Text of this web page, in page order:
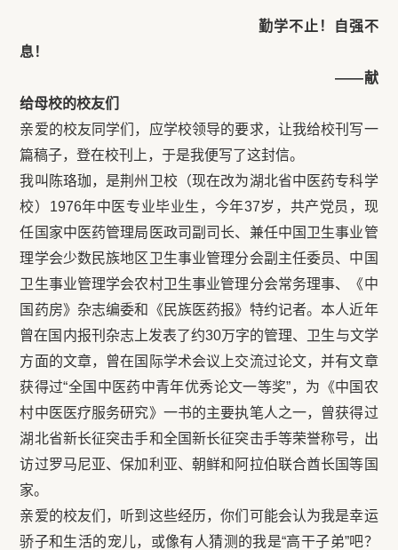
勤学不止！自强不
息！
——献
给母校的校友们
亲爱的校友同学们，应学校领导的要求，让我给校刊写一
篇稿子，登在校刊上，于是我便写了这封信。
我叫陈珞珈，是荆州卫校（现在改为湖北省中医药专科学
校）1976年中医专业毕业生，今年37岁，共产党员，现
任国家中医药管理局医政司副司长、兼任中国卫生事业管
理学会少数民族地区卫生事业管理分会副主任委员、中国
卫生事业管理学会农村卫生事业管理分会常务理事、《中
国药房》杂志编委和《民族医药报》特约记者。本人近年
曾在国内报刊杂志上发表了约30万字的管理、卫生与文学
方面的文章，曾在国际学术会议上交流过论文，并有文章
获得过“全国中医药中青年优秀论文一等奖”，为《中国农
村中医医疗服务研究》一书的主要执笔人之一，曾获得过
湖北省新长征突击手和全国新长征突击手等荣誉称号，出
访过罗马尼亚、保加利亚、朝鲜和阿拉伯联合酋长国等国
家。
亲爱的校友们，听到这些经历，你们可能会认为我是幸运
骄子和生活的宠儿，或像有人猜测的我是“高干子弟”吧？